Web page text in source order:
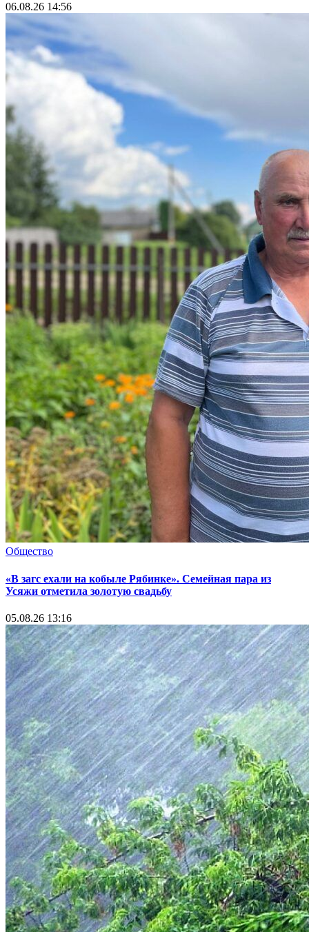
06.08.26 14:56
Общество
«В загс ехали на кобыле Рябинке». Семейная пара из
Усяжи отметила золотую свадьбу
05.08.26 13:16